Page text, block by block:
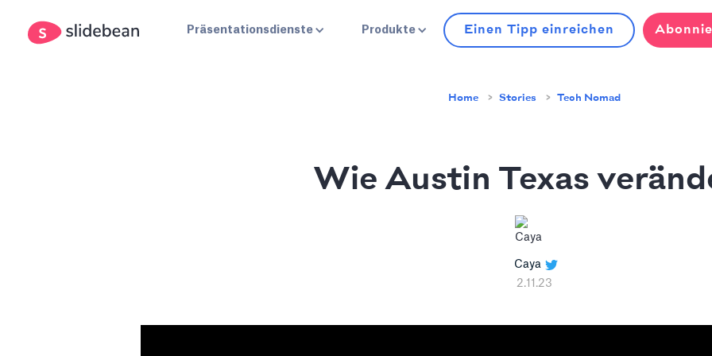
Präsentationsdienste Produkte Einen Tipp einreichen
Home Stories Tech Nomad
Wie Austin Texas
Caya
2.11.23